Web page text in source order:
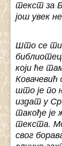
текст за
још увек
Што се
који ће
што је по
издат у
такође је
текста.
свог